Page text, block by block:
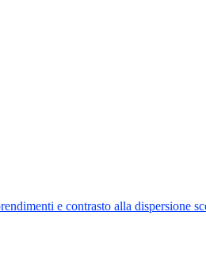
e contrasto alla dispersione